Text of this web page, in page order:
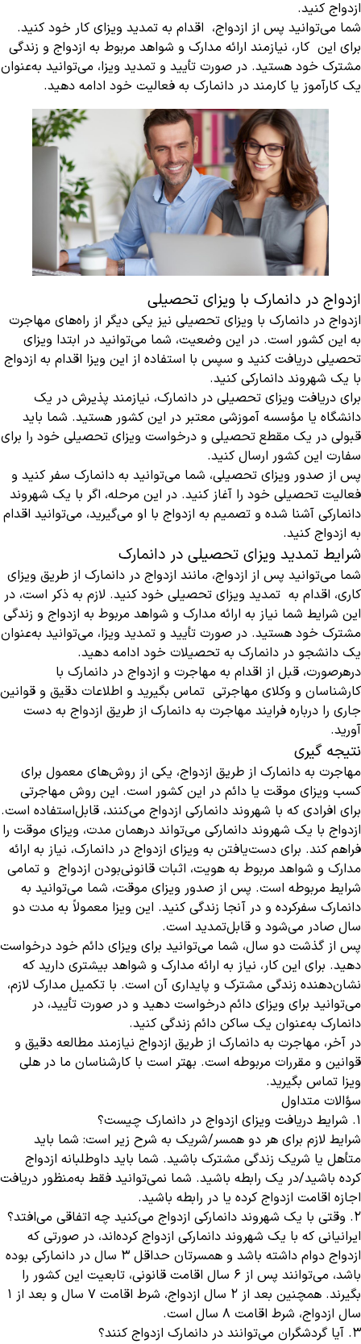
ازدواج کنید.
شما می‌توانید پس از ازدواج، اقدام به تمدید ویزای کار خود کنید.
برای این کار، نیازمند ارائه مدارک و شواهد مربوط به ازدواج و زندگی
مشترک خود هستید. در صورت تأیید و تمدید ویزا، می‌توانید به‌عنوان
یک کارآموز یا کارمند در دانمارک به فعالیت خود ادامه دهید.
ازدواج در دانمارک با ویزای تحصیلی
ازدواج در دانمارک با ویزای تحصیلی نیز یکی دیگر از راه‌های مهاجرت
به این کشور است. در این وضعیت، شما می‌توانید در ابتدا ویزای
تحصیلی دریافت کنید و سپس با استفاده از این ویزا اقدام به ازدواج
با یک شهروند دانمارکی کنید.
برای دریافت ویزای تحصیلی در دانمارک، نیازمند پذیرش در یک
دانشگاه یا مؤسسه آموزشی معتبر در این کشور هستید. شما باید
قبولی در یک مقطع تحصیلی و درخواست ویزای تحصیلی خود را برای
سفارت این کشور ارسال کنید.
پس از صدور ویزای تحصیلی، شما می‌توانید به دانمارک سفر کنید و
فعالیت تحصیلی خود را آغاز کنید. در این مرحله، اگر با یک شهروند
دانمارکی آشنا شده و تصمیم به ازدواج با او می‌گیرید، می‌توانید اقدام
به ازدواج کنید.
شرایط تمدید ویزای تحصیلی در دانمارک
شما می‌توانید پس از ازدواج، مانند ازدواج در دانمارک از طریق ویزای
کاری، اقدام به تمدید ویزای تحصیلی خود کنید. لازم به ذکر است، در
این شرایط شما نیاز به ارائه مدارک و شواهد مربوط به ازدواج و زندگی
مشترک خود هستید. در صورت تأیید و تمدید ویزا، می‌توانید به‌عنوان
یک دانشجو در دانمارک به تحصیلات خود ادامه دهید.
درهرصورت، قبل از اقدام به مهاجرت و ازدواج در دانمارک با
کارشناسان و وکلای مهاجرتی تماس بگیرید و اطلاعات دقیق و قوانین
جاری را درباره فرایند مهاجرت به دانمارک از طریق ازدواج به دست
آورید.
نتیجه‌ گیری
مهاجرت به دانمارک از طریق ازدواج، یکی از روش‌های معمول برای
کسب ویزای موقت یا دائم در این کشور است. این روش مهاجرتی
برای افرادی که با شهروند دانمارکی ازدواج می‌کنند، قابل‌استفاده است.
ازدواج با یک شهروند دانمارکی می‌تواند درهمان مدت، ویزای موقت را
فراهم کند. برای دست‌یافتن به ویزای ازدواج در دانمارک، نیاز به ارائه
مدارک و شواهد مربوط به هویت، اثبات قانونی‌بودن ازدواج و تمامی
شرایط مربوطه است. پس از صدور ویزای موقت، شما می‌توانید به
دانمارک سفرکرده و در آنجا زندگی کنید. این ویزا معمولاً به مدت دو
سال صادر می‌شود و قابل‌تمدید است.
پس از گذشت دو سال، شما می‌توانید برای ویزای دائم خود درخواست
دهید. برای این کار، نیاز به ارائه مدارک و شواهد بیشتری دارید که
نشان‌دهنده زندگی مشترک و پایداری آن است. با تکمیل مدارک لازم،
می‌توانید برای ویزای دائم درخواست دهید و در صورت تأیید، در
دانمارک به‌عنوان یک ساکن دائم زندگی کنید.
در آخر، مهاجرت به دانمارک از طریق ازدواج نیازمند مطالعه دقیق و
قوانین و مقررات مربوطه است. بهتر است با کارشناسان ما در هلی
ویزا تماس بگیرید.
سؤالات متداول
1. شرایط دریافت ویزای ازدواج در دانمارک چیست؟
شرایط لازم برای هر دو همسر/شریک به شرح زیر است: شما باید
متأهل یا شریک زندگی مشترک باشید. شما باید داوطلبانه ازدواج
کرده باشید/در یک رابطه باشید. شما نمی‌توانید فقط به‌منظور دریافت
اجازه اقامت ازدواج کرده یا در رابطه باشید.
2. وقتی با یک شهروند دانمارکی ازدواج می‌کنید چه اتفاقی می‌افتد؟
ایرانیانی که با یک شهروند دانمارکی ازدواج کرده‌اند، در صورتی که
ازدواج دوام داشته باشد و همسرتان حداقل 3 سال در دانمارکی بوده
باشد، می‌توانند پس از 6 سال اقامت قانونی، تابعیت این کشور را
بگیرند. همچنین بعد از 2 سال ازدواج، شرط اقامت 7 سال و بعد از 1
سال ازدواج، شرط اقامت 8 سال است.
3. آیا گردشگران می‌توانند در دانمارک ازدواج کنند؟